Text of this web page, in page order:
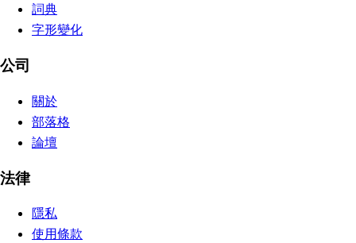
詞典
字形變化
公司
關於
部落格
論壇
法律
隱私
使用條款